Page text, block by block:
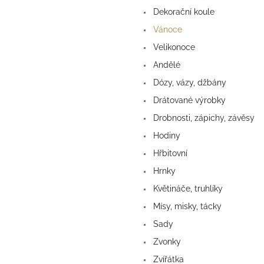
Dekorační koule
Vánoce
Velikonoce
Andělé
Dózy, vázy, džbány
Drátované výrobky
Drobnosti, zápichy, závěsy
Hodiny
Hřbitovní
Hrnky
Květináče, truhlíky
Mísy, misky, tácky
Sady
Zvonky
Zvířátka